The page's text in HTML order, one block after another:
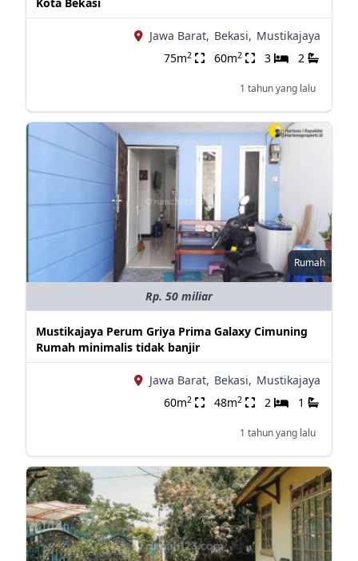
Jawa Barat, Bekasi, Mustikajaya
75m2 60m2 3 2
1 tahun yang lalu
Rumah
Rp. 50 miliar
Mustikajaya Perum Griya Prima Galaxy Cimuning
Rumah minimalis tidak banjir
Jawa Barat, Bekasi, Mustikajaya
60m2 48m2 2 1
1 tahun yang lalu